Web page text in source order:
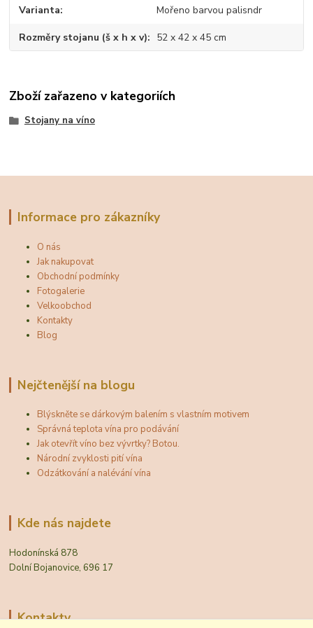
Varianta Mořeno barvou palisndr
Rozměry stojanu (š x h x v) 52 x 42 x 45 cm
Zboží zařazeno v kategoriích
Stojany na víno
Informace pro zákazníky
O nás
Jak nakupovat
Obchodní podmínky
Fotogalerie
Velkoobchod
Kontakty
Blog
Nejčtenější na blogu
Blýskněte se dárkovým balením s vlastním motivem
Správná teplota vína pro podávání
Jak otevřít víno bez vývrtky? Botou.
Národní zvyklosti pití vína
Odzátkování a nalévání vína
Kde nás najdete
Hodonínská 878
Dolní Bojanovice, 696 17
Kontakty